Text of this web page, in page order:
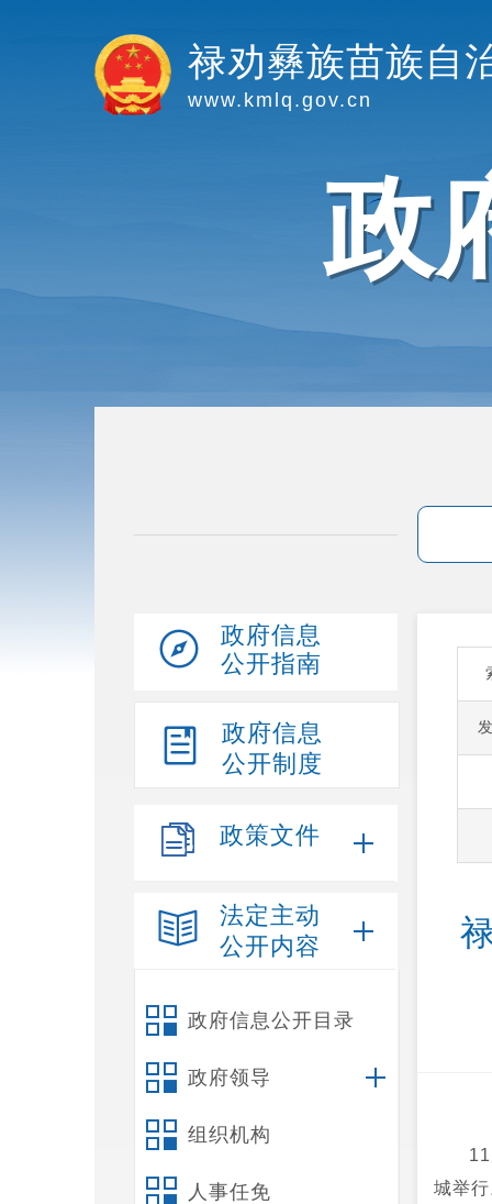
禄劝彝族苗族自
www.kmlq.gov.cn
政
政府信息
公开指南
政府信息
公开制度
政策文件
法定主动
公开内容
政府信息公开目录
政府领导
组织机构
人事任免
城举